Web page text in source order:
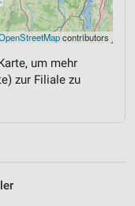
contributors
um mehr
zur Filiale zu